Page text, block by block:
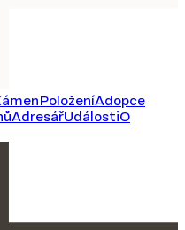
PoloženíAdopce
AdresářUdálostiO